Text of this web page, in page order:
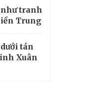
như tranh
Trung
tán
Xuân